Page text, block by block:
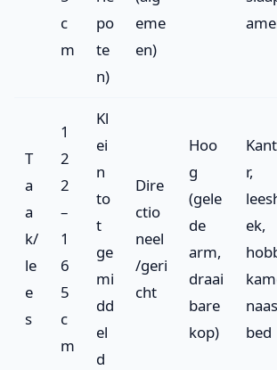
c
m
po
te
n)
eme
en)
T
a
a
k/
le
e
s
1
2
2
–
1
6
5
c
m
Kl
ei
n
to
t
ge
mi
dd
el
d
Dire
ctio
neel
/geri
cht
Hoo
g
(gele
de
arm,
draai
bare
kop)
r,
ek,
bed